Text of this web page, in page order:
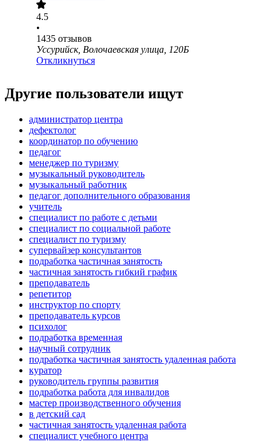
4.5
•
1435 отзывов
Уссурийск, Волочаевская улица, 120Б
Откликнуться
Другие пользователи ищут
администратор центра
дефектолог
координатор по обучению
педагог
менеджер по туризму
музыкальный руководитель
музыкальный работник
педагог дополнительного образования
учитель
специалист по работе с детьми
специалист по социальной работе
специалист по туризму
супервайзер консультантов
подработка частичная занятость
частичная занятость гибкий график
преподаватель
репетитор
инструктор по спорту
преподаватель курсов
психолог
подработка временная
научный сотрудник
подработка частичная занятость удаленная работа
куратор
руководитель группы развития
подработка работа для инвалидов
мастер производственного обучения
в детский сад
частичная занятость удаленная работа
специалист учебного центра